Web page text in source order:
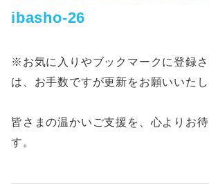
ibasho-26
※お気に入りやブックマークに登録
は、お手数ですが更新をお願いいた
皆さまの温かいご支援を、心よりお
す。